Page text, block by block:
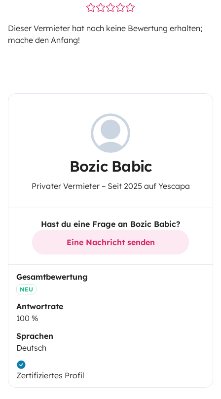
Dieser Vermieter hat noch keine Bewertung erhalten;
mache den Anfang!
Bozic Babic
Privater Vermieter – Seit 2025 auf Yescapa
Hast du eine Frage an Bozic Babic?
Eine Nachricht senden
Gesamtbewertung
NEU
Antwortrate
100 %
Sprachen
Deutsch
Zertifiziertes Profil